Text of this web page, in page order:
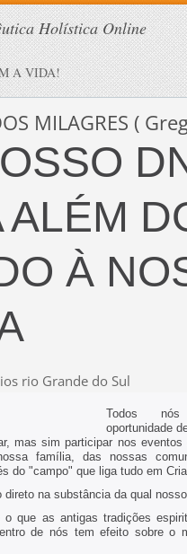
Holística Online
A VIDA!
MILAGRES (
ALÉM
À
rio Grande do Sul
Todos
oportunidade
mas sim participar nos eventos
família, das nossas
do "campo" que liga tudo em
na substância da qual
o que as antigas tradições
de nós tem efeito sobre o